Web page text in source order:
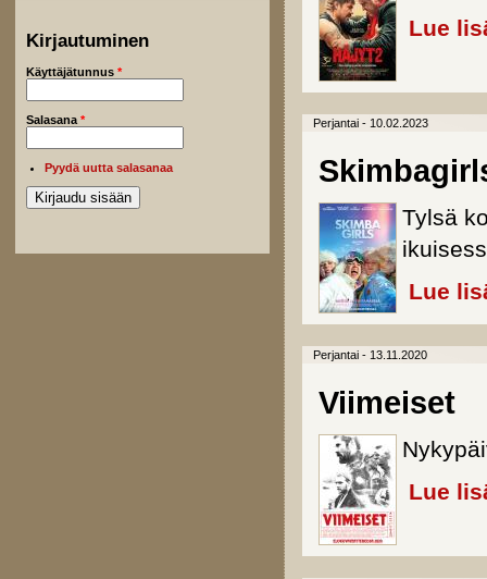
Kirjautuminen
Käyttäjätunnus *
Salasana *
Pyydä uutta salasanaa
Lue
Perjantai - 10.02.2023
Tylsä
Lue
Perjantai - 13.11.2020
Viimeiset
Lue